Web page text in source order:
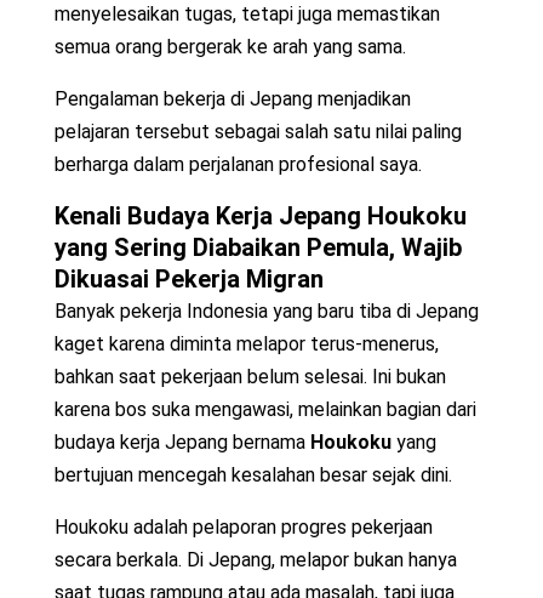
menyelesaikan tugas, tetapi juga memastikan
semua orang bergerak ke arah yang sama.
Pengalaman bekerja di Jepang menjadikan
pelajaran tersebut sebagai salah satu nilai paling
berharga dalam perjalanan profesional saya.
Kenali Budaya Kerja Jepang Houkoku
yang Sering Diabaikan Pemula, Wajib
Dikuasai Pekerja Migran
Banyak pekerja Indonesia yang baru tiba di Jepang
kaget karena diminta melapor terus-menerus,
bahkan saat pekerjaan belum selesai. Ini bukan
karena bos suka mengawasi, melainkan bagian dari
budaya kerja Jepang bernama Houkokuyang
bertujuan mencegah kesalahan besar sejak dini.
Houkoku adalah pelaporan progres pekerjaan
secara berkala. Di Jepang, melapor bukan hanya
saat tugas rampung atau ada masalah, tapi juga